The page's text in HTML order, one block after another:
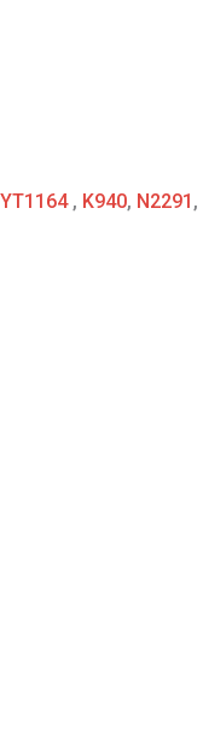
YT1164, K940, N2291 ,